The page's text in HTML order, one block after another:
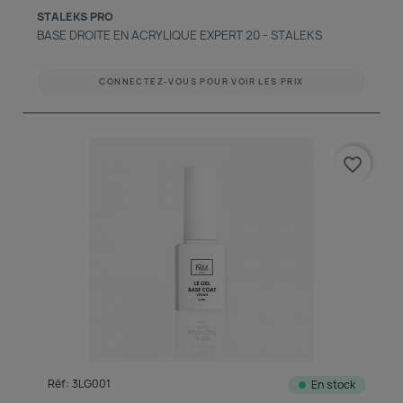
STALEKS PRO
BASE DROITE EN ACRYLIQUE EXPERT 20 - STALEKS
CONNECTEZ-VOUS POUR VOIR LES PRIX
Réf: 3LG001 En stock
favorite_border